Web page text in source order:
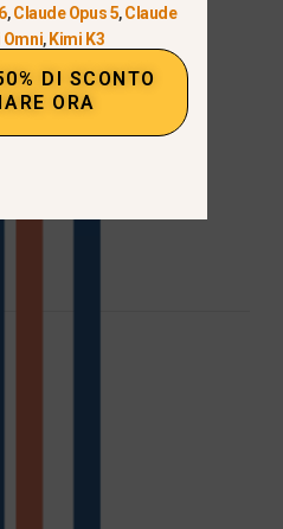
,Claude Opus 5,Claude
Omni, Kimi K3
DI SCONTO
ORA